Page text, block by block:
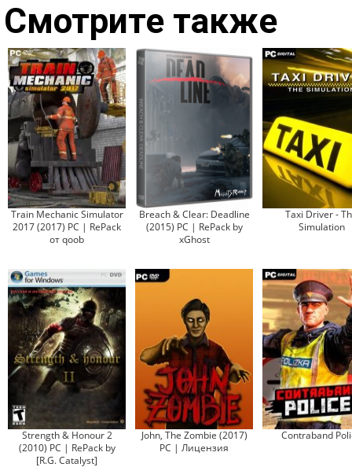
Смотрите также
Train Mechanic Simulator
2017 (2017) PC | RePack
от qoob
Breach & Clear: Deadline
(2015) PC | RePack by
xGhost
Taxi Driver -
Simulation
Strength & Honour 2
(2010) PC | RePack by
[R.G. Catalyst]
John, The Zombie (2017)
PC | Лицензия
Contraband